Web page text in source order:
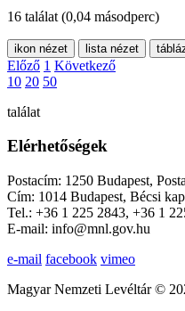
16 találat (0,04 másodperc)
ikon nézet lista nézet
Előző 1 Következő
10 20 50
találat
Elérhetőségek
Postacím: 1250 Budapest,
Cím: 1014 Budapest, Bécsi
Tel.: +36 1 225 2843, +36 1
E-mail: info@mnl.gov.hu
e-mail facebook vimeo
Magyar Nemzeti Levéltár ©